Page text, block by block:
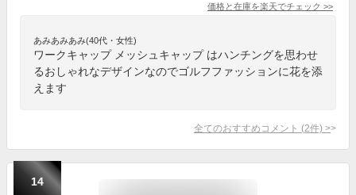
価格と在庫を楽天でチェック >>
あみあみあみ(40代・女性)
ワークキャップ メッシュキャップ はハンチングを思わせ
るおしゃれなデザインなのでゴルフファッションに花を添
えます
全てのおすすめコメント (2件) >
14